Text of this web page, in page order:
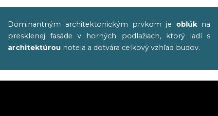
Dominantným architektonickým prvkom je oblúkna
presklenej fasáde v horných podlažiach, ktorý ladí s
architektúrou hotela a dotvára celkový vzhľad budov.